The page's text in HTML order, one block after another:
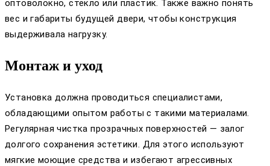
оптоволокно, стекло или пластик. Также важно понять
вес и габариты будущей двери, чтобы конструкция
выдерживала нагрузку.
Монтаж и уход
Установка должна проводиться специалистами,
обладающими опытом работы с такими материалами.
Регулярная чистка прозрачных поверхностей — залог
долгого сохранения эстетики. Для этого используют
мягкие моющие средства и избегают агрессивных